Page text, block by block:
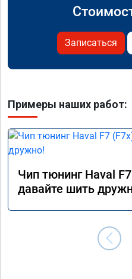
Записаться
Примеры наших работ:
Чип тюнинг Haval
давайте шить